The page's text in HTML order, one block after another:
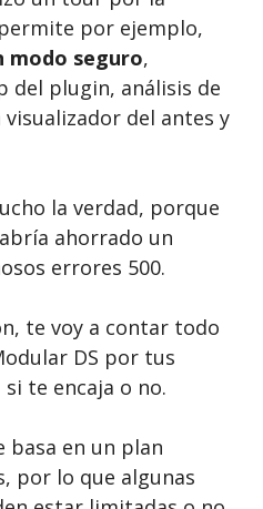
por ejemplo,
modo seguro,
del plugin, análisis de
del antes y
la verdad, porque
ahorrado un
errores 500.
te voy a contar todo
DS por tus
te encaja o no.
basa en un plan
por lo que algunas